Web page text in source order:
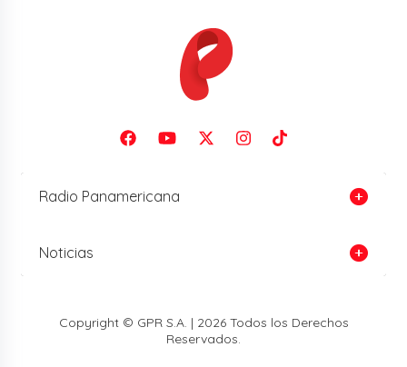
Radio Panamericana
Noticias
Copyright © GPR S.A. | 2026 Todos los Derechos
Reservados.